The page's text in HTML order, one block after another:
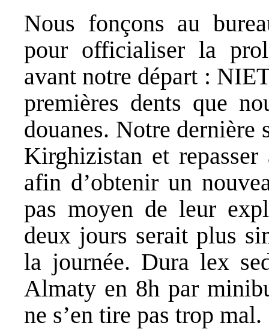
Nous fonçons au
pour officialiser la
avant notre départ :
premières dents que
douanes. Notre dernière
Kirghizistan et
afin d’obtenir un
pas moyen de leur
deux jours serait plus
la journée. Dura lex
Almaty en 8h par
ne s’en tire pas trop mal.